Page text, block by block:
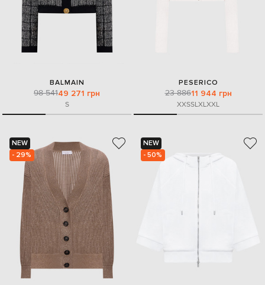
BALMAIN
98 54149 271 грн
S
PESERICO
23 88611 944 грн
XXSSLXLXXL
NEW
- 29%
NEW
- 50%